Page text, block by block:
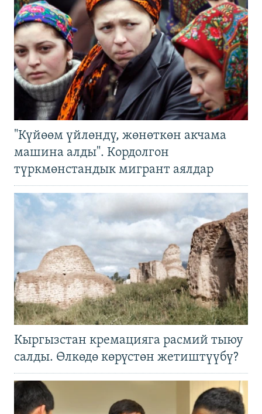
"Күйөөм үйлөндү, жөнөткөн акчама
машина алды". Кордолгон
түркмөнстандык мигрант аялдар
Кыргызстан кремацияга расмий тыюу
салды. Өлкөдө көрүстөн жетиштүүбү?